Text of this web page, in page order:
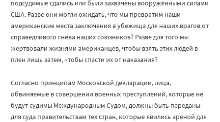
подсудимые сдались или были захвачены вооружёнными силами
США. Разве они могли ожидать, что мы превратим наши
американские места заключения в убежища для наших врагов от
справедливого гнева наших союзников? Разве для того мы
жертвовали жизнями американцев, чтобы взять этих людей в
плен лишь затем, чтобы спасти их от наказания?
Согласно принципам Московской декларации, лица,
обвиняемые в совершении военных преступлений, которые не
будут судимы Международным Судом, должны быть переданы
для суда правительствам тех стран, которые явились ареной для